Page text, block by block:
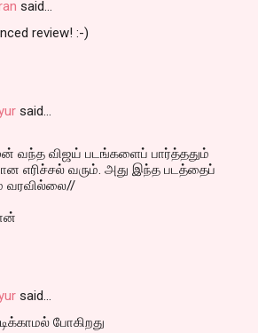
said…
review! :-)
said…
வந்த விஜய் படங்களைப் பார்த்ததும்
எரிச்சல் வரும். அது இந்த படத்தைப்
வரவில்லை//
said…
போகிறது